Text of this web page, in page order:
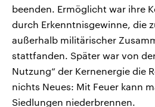
beenden. Ermöglicht war ihre
durch Erkenntnisgewinne, die
außerhalb militärischer
stattfanden. Später war von
Nutzung“ der Kernenergie die
nichts Neues: Mit Feuer kann
Siedlungen niederbrennen.